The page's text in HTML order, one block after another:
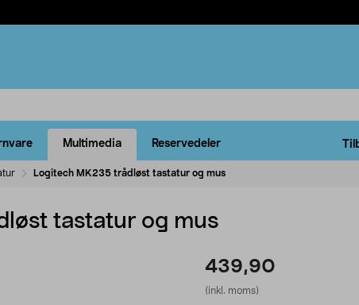
Multimedia Reservedeler
Logitech MK235 trådløst tastatur og mus
tastatur og mus
439,90
(inkl. moms)